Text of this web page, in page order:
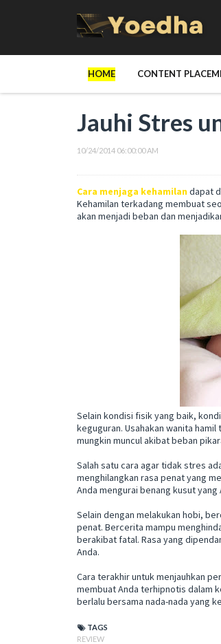
HOME CONTENT
Jauhi Stres
10/24/2014 06:00:00 AM
Cara menjaga kehamilandapat
Kehamilan terkadang membuat
akan menjadi beban dan
Selain kondisi fisik yang baik,
keguguran. Usahakan wanita
mungkin muncul akibat beban
Salah satu cara agar tidak stres
menghilangkan rasa penat yang
Anda mengurai benang kusut yang
Selain dengan melakukan hobi,
penat. Bercerita mampu
berakibat fatal. Rasa yang
Anda.
Cara terakhir untuk menjauhkan
membuat Anda terhipnotis dalam
berlalu bersama nada-nada yang
TAGS
REVIEW